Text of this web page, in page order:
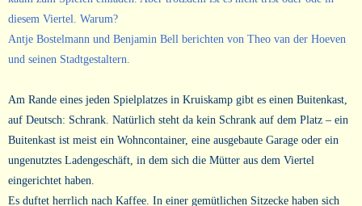
diesem Viertel. Warum?
Antje Bostelmann und Benjamin Bell berichten von Theo van der Hoeven
und seinen Stadtgestaltern.
Am Rande eines jeden Spielplatzes in Kruiskamp gibt es einen Buitenkast,
auf Deutsch: Schrank. Natürlich steht da kein Schrank auf dem Platz – ein
Buitenkast ist meist ein Wohncontainer, eine ausgebaute Garage oder ein
ungenutztes Ladengeschäft, in dem sich die Mütter aus dem Viertel
eingerichtet haben.
Es duftet herrlich nach Kaffee. In einer gemütlichen Sitzecke haben sich